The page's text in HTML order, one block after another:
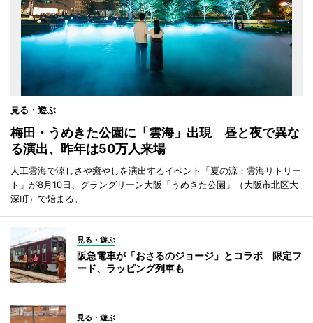
見る・遊ぶ
梅田・うめきた公園に「雲海」出現 昼と夜で異な
る演出、昨年は50万人来場
人工雲海で涼しさや癒やしを演出するイベント「夏の涼：雲海リトリー
ト」が8月10日、グラングリーン大阪「うめきた公園」（大阪市北区大
深町）で始まる。
見る・遊ぶ
阪急電車が「おさるのジョージ」とコラボ 限定フ
ード、ラッピング列車も
見る・遊ぶ